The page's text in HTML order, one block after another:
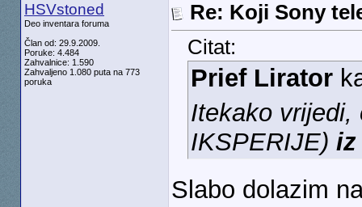
HSVstoned
Deo inventara foruma
Član od: 29.9.2009.
Poruke: 4.484
Zahvalnice: 1.590
Zahvaljeno 1.080 puta na 773
poruka
Re: Koji Sony
Citat:
Prief Lirator
Itekako
IKSPERIJE) iz
Slabo dolazim